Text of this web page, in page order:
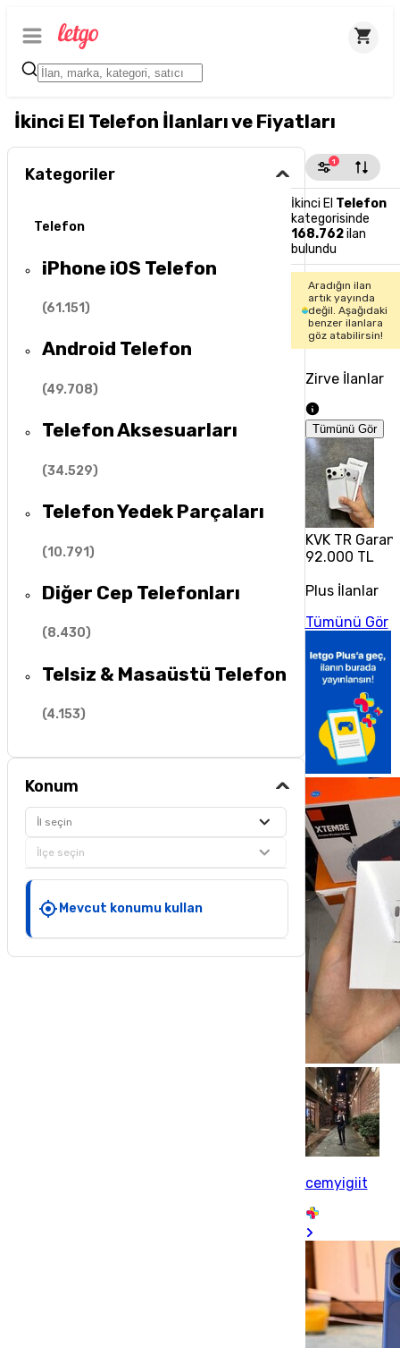
İkinci El Telefon İlanları ve Fiyatları
Kategoriler
Telefon
iPhone iOS Telefon
(61.151)
Android Telefon
(49.708)
Telefon Aksesuarları
(34.529)
Telefon Yedek Parçaları
(10.791)
Diğer Cep Telefonları
(8.430)
Telsiz & Masaüstü Telefon
(4.153)
Konum
İl seçin
İlçe seçin
Mevcut konumu kullan
1
İkinci El Telefon
kategorisinde
168.762ilan
bulundu
Aradığın ilan
artık yayında
değil. Aşağıdaki
benzer ilanlara
göz atabilirsin!
Zirve İlanlar
Tümünü Gör
KVK TR
92.000 TL
Plus İlanlar
Tümünü Gör
cemyigiit